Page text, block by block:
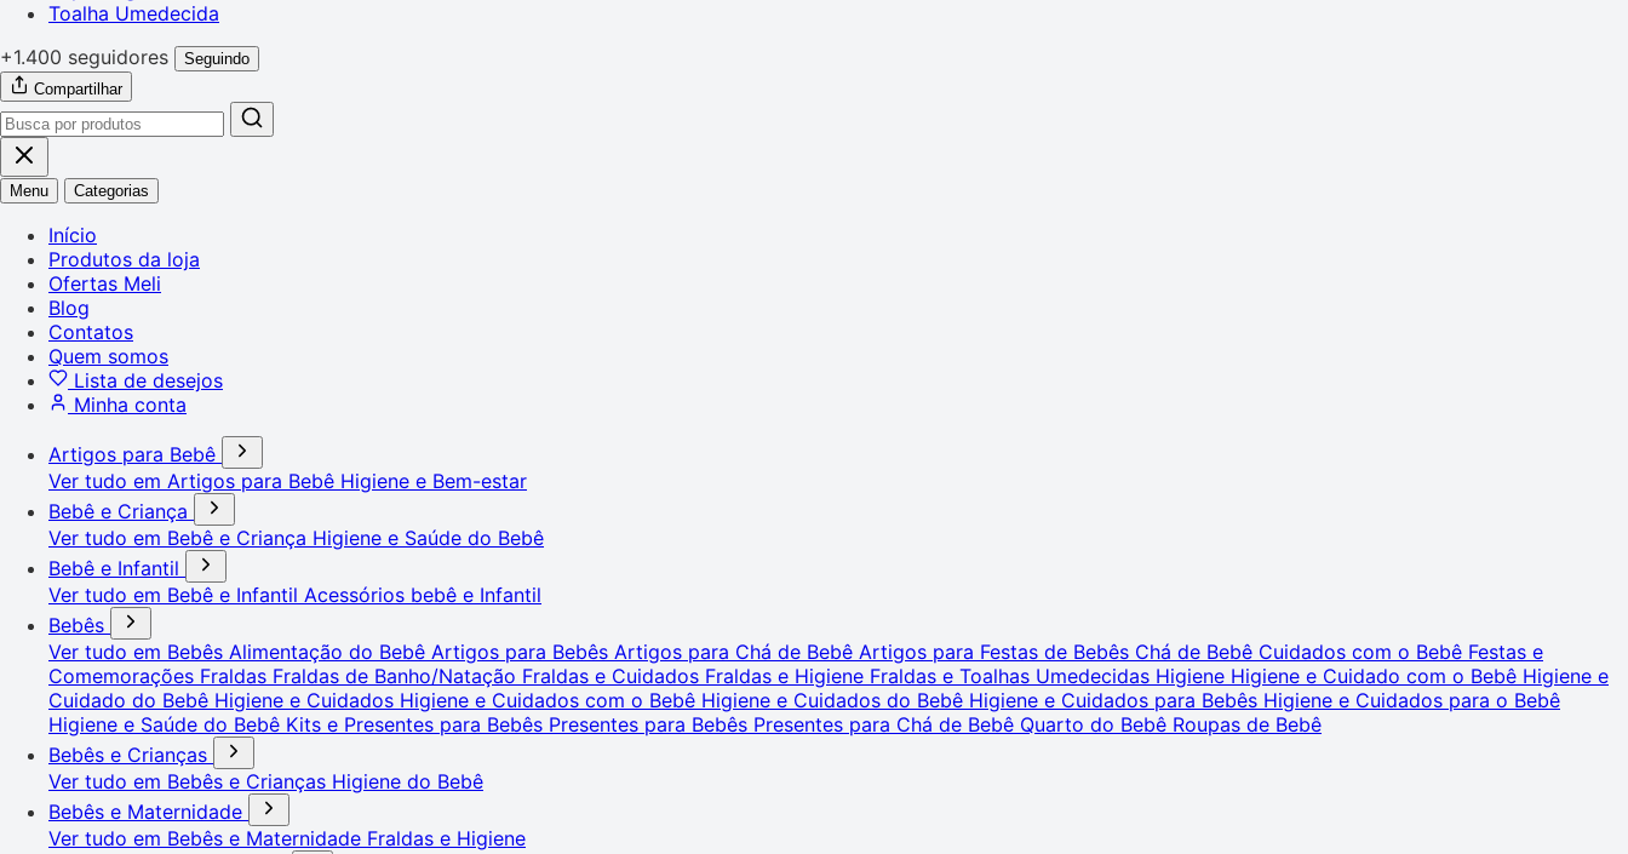
Toalha Umedecida
+1.400 seguidores
Seguindo
Compartilhar
Menu Categorias
Início
Produtos da loja
Ofertas Meli
Blog
Contatos
Quem somos
Lista de desejos
Minha conta
Artigos para Bebê
Ver tudo em Artigos para Bebê Higiene e Bem-estar
Bebê e Criança
Ver tudo em Bebê e Criança Higiene e Saúde do Bebê
Bebê e Infantil
Ver tudo em Bebê e Infantil Acessórios bebê e Infantil
Bebês
Ver tudo em Bebês Alimentação do Bebê Artigos para Bebês Artigos para Chá de Bebê Artigos para Festas de Bebês Chá de Bebê Cuidados com o Bebê Festas e
Comemorações Fraldas Fraldas de Banho/Natação Fraldas e Cuidados Fraldas e Higiene Fraldas e Toalhas Umedecidas Higiene Higiene e Cuidado com o Bebê Higiene e
Cuidado do Bebê Higiene e Cuidados Higiene e Cuidados com o Bebê Higiene e Cuidados do Bebê Higiene e Cuidados para Bebês Higiene e Cuidados para o Bebê
Higiene e Saúde do Bebê Kits e Presentes para Bebês Presentes para Bebês Presentes para Chá de Bebê Quarto do Bebê Roupas de Bebê
Bebês e Crianças
Ver tudo em Bebês e Crianças Higiene do Bebê
Bebês e Maternidade
Ver tudo em Bebês e Maternidade Fraldas e Higiene